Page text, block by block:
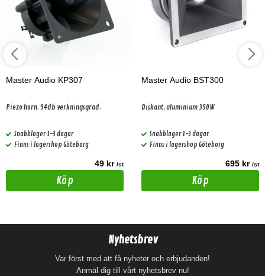
Master Audio KP307
Piezo horn. 94db verkningsgrad.
Snabblager 1-3 dagar
Finns i lagershop Göteborg
49 kr /st
Köp
Master Audio BST300
Diskant, aluminium 350W
Snabblager 1-3 dagar
Finns i lagershop Göteborg
695 kr /st
Köp
Nyhetsbrev
Var först med att få nyheter och erbjudanden!
Anmäl dig till vårt nyhetsbrev nu!